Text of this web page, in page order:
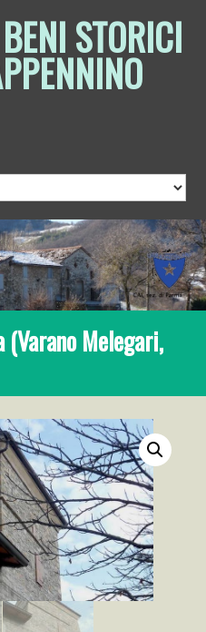
STORICI
Melegari,